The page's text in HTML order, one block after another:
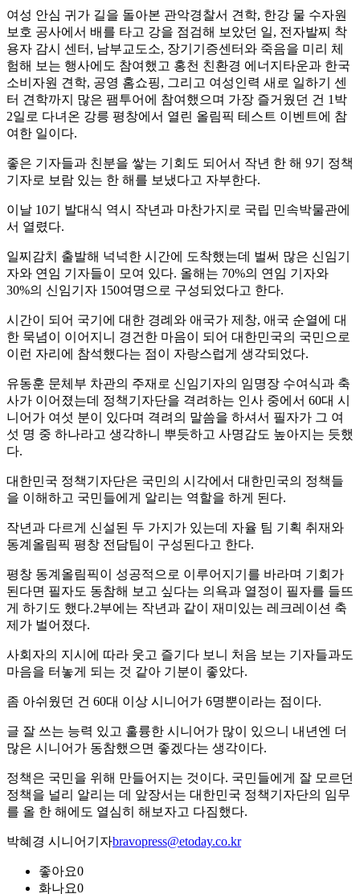
여성 안심 귀가 길을 돌아본 관악경찰서 견학, 한강 물 수자원
보호 공사에서 배를 타고 강을 점검해 보았던 일, 전자발찌 착
용자 감시 센터, 남부교도소, 장기기증센터와 죽음을 미리 체
험해 보는 행사에도 참여했고 홍천 친환경 에너지타운과 한국
소비자원 견학, 공영 홈쇼핑, 그리고 여성인력 새로 일하기 센
터 견학까지 많은 팸투어에 참여했으며 가장 즐거웠던 건 1박
2일로 다녀온 강릉 평창에서 열린 올림픽 테스트 이벤트에 참
여한 일이다.
좋은 기자들과 친분을 쌓는 기회도 되어서 작년 한 해 9기 정책
기자로 보람 있는 한 해를 보냈다고 자부한다.
이날 10기 발대식 역시 작년과 마찬가지로 국립 민속박물관에
서 열렸다.
일찌감치 출발해 넉넉한 시간에 도착했는데 벌써 많은 신임기
자와 연임 기자들이 모여 있다. 올해는 70%의 연임 기자와
30%의 신임기자 150여명으로 구성되었다고 한다.
시간이 되어 국기에 대한 경례와 애국가 제창, 애국 순열에 대
한 묵념이 이어지니 경건한 마음이 되어 대한민국의 국민으로
이런 자리에 참석했다는 점이 자랑스럽게 생각되었다.
유동훈 문체부 차관의 주재로 신임기자의 임명장 수여식과 축
사가 이어졌는데 정책기자단을 격려하는 인사 중에서 60대 시
니어가 여섯 분이 있다며 격려의 말씀을 하셔서 필자가 그 여
섯 명 중 하나라고 생각하니 뿌듯하고 사명감도 높아지는 듯했
다.
대한민국 정책기자단은 국민의 시각에서 대한민국의 정책들
을 이해하고 국민들에게 알리는 역할을 하게 된다.
작년과 다르게 신설된 두 가지가 있는데 자율 팀 기획 취재와
동계올림픽 평창 전담팀이 구성된다고 한다.
평창 동계올림픽이 성공적으로 이루어지기를 바라며 기회가
된다면 필자도 동참해 보고 싶다는 의욕과 열정이 필자를 들뜨
게 하기도 했다.2부에는 작년과 같이 재미있는 레크레이션 축
제가 벌어졌다.
사회자의 지시에 따라 웃고 즐기다 보니 처음 보는 기자들과도
마음을 터놓게 되는 것 같아 기분이 좋았다.
좀 아쉬웠던 건 60대 이상 시니어가 6명뿐이라는 점이다.
글 잘 쓰는 능력 있고 훌륭한 시니어가 많이 있으니 내년엔 더
많은 시니어가 동참했으면 좋겠다는 생각이다.
정책은 국민을 위해 만들어지는 것이다. 국민들에게 잘 모르던
정책을 널리 알리는 데 앞장서는 대한민국 정책기자단의 임무
를 올 한 해에도 열심히 해보자고 다짐했다.
박혜경 시니어기자bravopress@etoday.co.kr
좋아요0
화나요0